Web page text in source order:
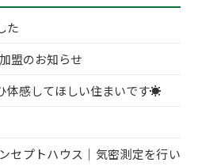
た
盟のお知らせ
体感してほしい住まいです☀
セプトハウス｜気密測定を行い